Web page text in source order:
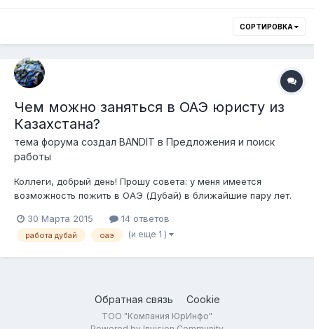
СОРТИРОВКА
Чем можно заняться в ОАЭ юристу из
Казахстана?
тема форума создал BANDIT в Предложения и поиск
работы
Коллеги, добрый день! Прошу совета: у меня имеется
возможность пожить в ОАЭ (Дубай) в ближайшие пару лет.
Рассматриваю любые разумные варианты заработка без
привязки к специальности.
30 Марта 2015 14 ответов
работа дубай оаэ (и еще 1 )
Обратная связь Cookie
ТОО "Компания ЮрИнфо"